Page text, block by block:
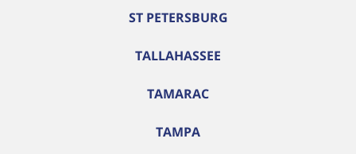
ST PETERSBURG
TALLAHASSEE
TAMARAC
TAMPA